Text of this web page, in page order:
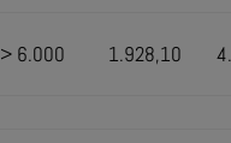
> 6.000 1.928,10